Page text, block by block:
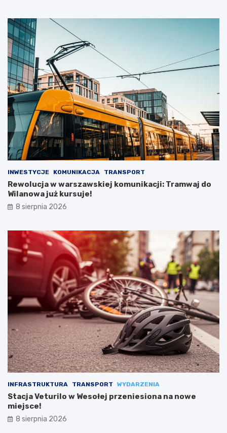
INWESTYCJE KOMUNIKACJA TRANSPORT
Rewolucja w warszawskiej komunikacji: Tramwaj do
Wilanowa już kursuje!
8 sierpnia 2026
INFRASTRUKTURA TRANSPORT WYDARZENIA
Stacja Veturilo w Wesołej przeniesiona na nowe
miejsce!
8 sierpnia 2026